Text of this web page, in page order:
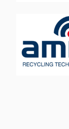
Transport
Trä Torktumlare
Utbilda Och
Verktyg För